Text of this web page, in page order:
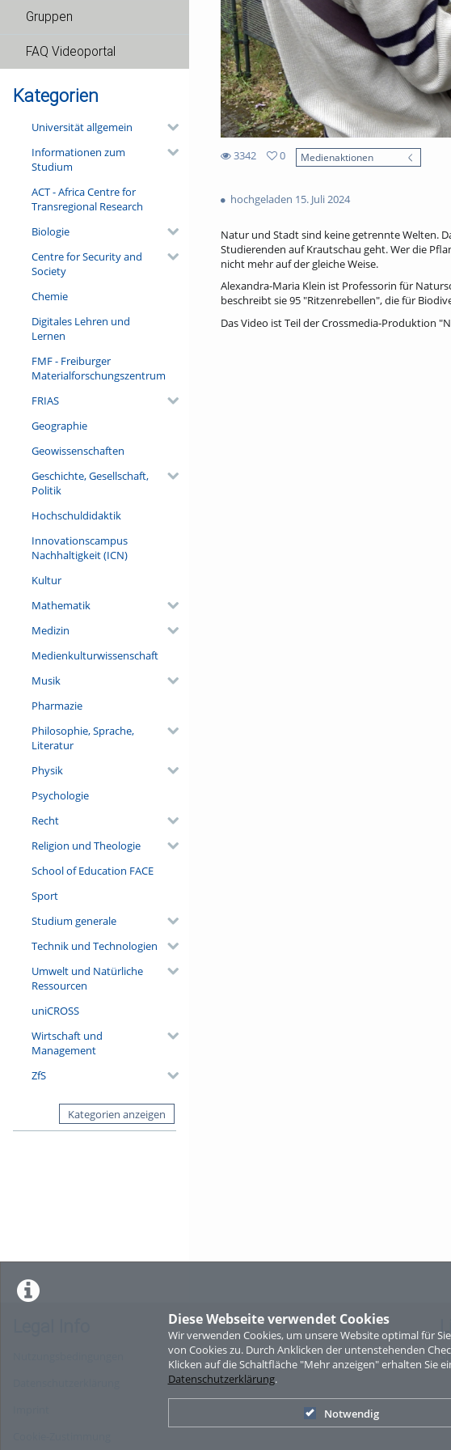
Diese Webseite verwendet Cookies
Wir verwenden Cookies, um unsere Website optimal für
von Cookies zu. Durch Anklicken der untenstehenden
Klicken auf die Schaltfläche "Mehr anzeigen" erhalten Sie
Datenschutzerklärung.
Notwendig
Gruppen
FAQ Videoportal
Kategorien
Universität allgemein
Informationen zum
Studium
ACT - Africa Centre for
Transregional Research
Biologie
Centre for Security and
Society
Chemie
Digitales Lehren und
Lernen
FMF - Freiburger
Materialforschungszentrum
FRIAS
Geographie
Geowissenschaften
Geschichte, Gesellschaft,
Politik
Hochschuldidaktik
Innovationscampus
Nachhaltigkeit (ICN)
Kultur
Mathematik
Medizin
Medienkulturwissenschaft
Musik
Pharmazie
Philosophie, Sprache,
Literatur
Physik
Psychologie
Recht
Religion und Theologie
School of Education FACE
Sport
Studium generale
Technik und Technologien
Umwelt und Natürliche
Ressourcen
uniCROSS
Wirtschaft und
Management
ZfS
Kategorien anzeigen
3342
views
0
Medienaktionen
hochgeladen 15. Juli 2024
Natur und Stadt sind keine getrennte Welten.
Studierenden auf Krautschau geht. Wer die
nicht mehr auf der gleiche Weise.
Alexandra-Maria Klein ist Professorin für
beschreibt sie 95 "Ritzenrebellen", die für
Das Video ist Teil der Crossmedia-Produktion